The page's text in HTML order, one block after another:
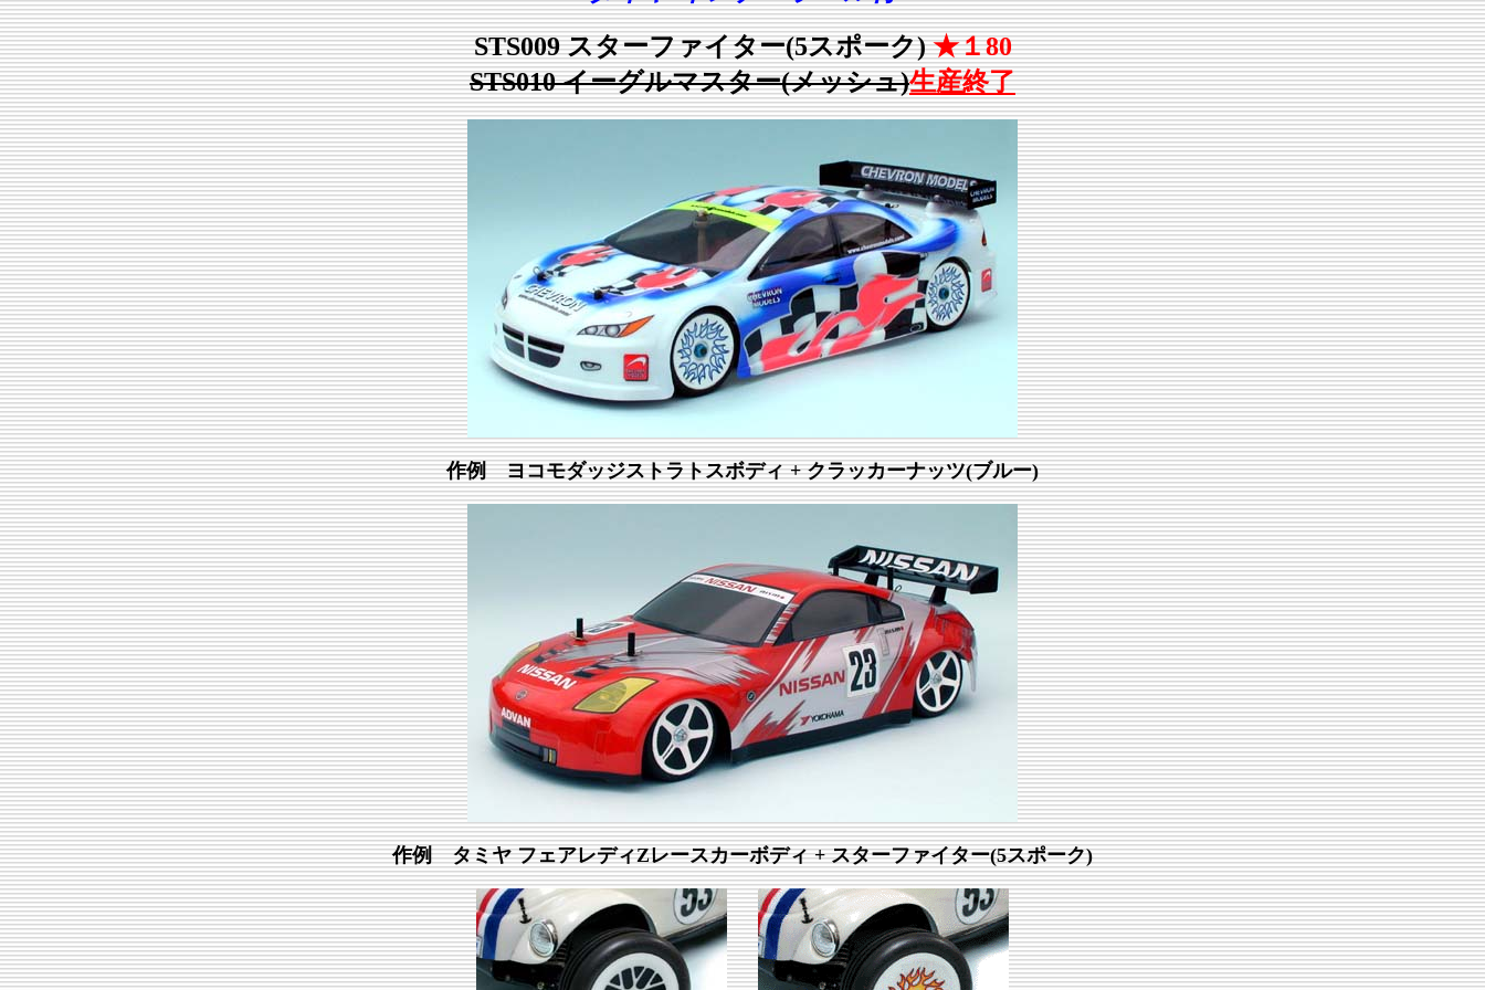
STS009 スターファイター(5スポーク)★１80
STS010 イーグルマスター(メッシュ)生産終了
作例 ヨコモダッジストラトスボディ + クラッカーナッツ(ブルー)
作例 タミヤ フェアレディZレースカーボディ + スターファイター(5スポーク)